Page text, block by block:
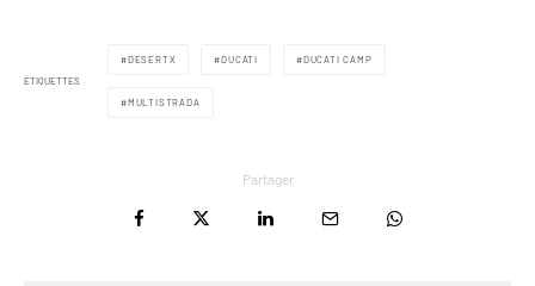
ÉTIQUETTES
DESERTX DUCATI DUCATI CAMP
MULTISTRADA
Partager